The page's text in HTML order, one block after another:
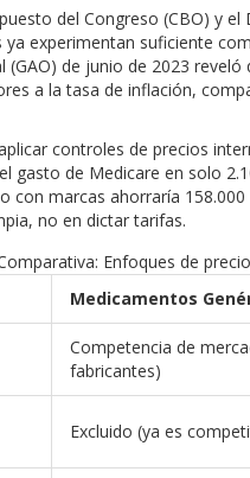
del Congreso (CBO) y
experimentan suficiente
(GAO) de junio de 2023
a la tasa de inflación,
controles de precios
gasto de Medicare en solo
con marcas ahorraría
no en dictar tarifas.
Enfoques de
Medicamentos
Competencia de
fabricantes)
Excluido (ya es